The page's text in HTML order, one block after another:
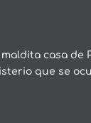
casa de
que se